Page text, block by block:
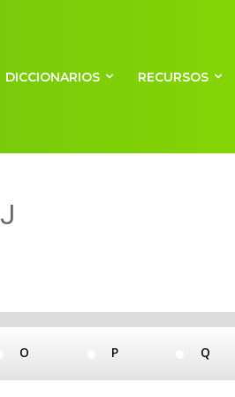
DICCIONARIOS RECURSOS
J
O P Q